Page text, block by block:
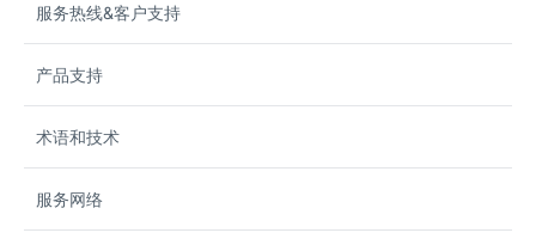
服务热线&客户支持
产品支持
术语和技术
服务网络